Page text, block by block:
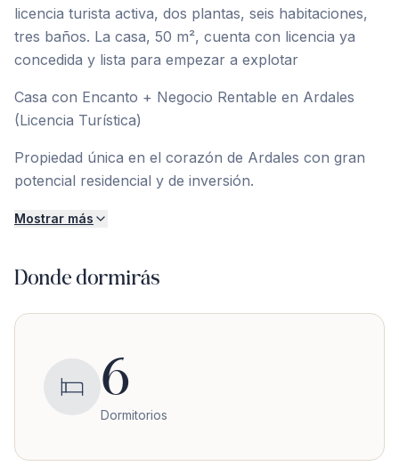
licencia turista activa, dos plantas, seis habitaciones,
tres baños. La casa, 50 m², cuenta con licencia ya
concedida y lista para empezar a explotar
Casa con Encanto + Negocio Rentable en Ardales
(Licencia Turística)
Propiedad única en el corazón de Ardales con gran
potencial residencial y de inversión.
Mostrar más
Donde dormirás
6
Dormitorios